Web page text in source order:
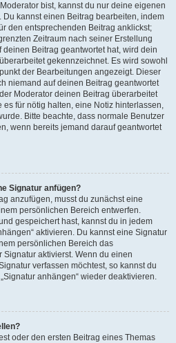
bist, kannst du nur deine eigenen
kannst einen Beitrag bearbeiten, indem
den entsprechenden Beitrag anklickst;
Zeitraum nach seiner Erstellung
Beitrag geantwortet hat, wird dein
gekennzeichnet. Es wird sowohl
der Bearbeitungen angezeigt. Dieser
niemand auf deinen Beitrag geantwortet
Moderator deinen Beitrag überarbeitet
es für nötig halten, eine Notiz hinterlassen,
Bitte beachte, dass normale Benutzer
wenn bereits jemand darauf geantwortet
Signatur anfügen?
anzufügen, musst du zunächst eine
persönlichen Bereich entwerfen.
gespeichert hast, kannst du in jedem
aktivieren. Du kannst eine Signatur
persönlichen Bereich das
aktivierst. Wenn du einen
verfassen möchtest, so kannst du
anhängen“ wieder deaktivieren.
oder den ersten Beitrag eines Themas